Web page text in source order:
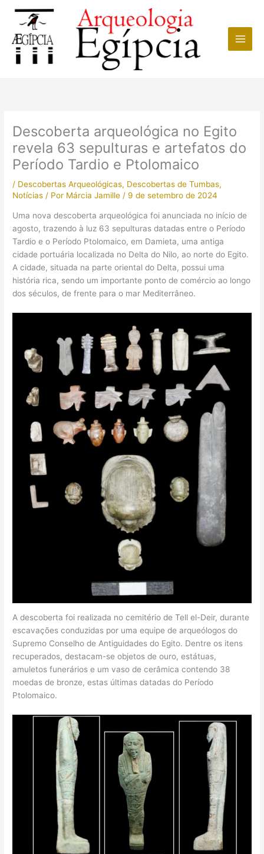
conteúdo
Descoberta arqueológica no Egito
revela 63 sepulturas e artefatos do
Período Tardio e Ptolomaico
/ Descobertas Arqueológicas, Descobertas de Tumbas,
Notícias / Por Márcia Jamille / 9 de setembro de 2024
Uma nova descoberta arqueológica foi anunciada no início de
agosto, trazendo à luz 63 sepulturas datadas entre o Período
Tardio e o Período Ptolomaico, em Damieta, uma antiga
cidade portuária localizada no Delta do Nilo, ao norte do Egito.
A cidade, situada na parte oriental do Delta, possui uma
história rica, sendo um importante ponto de comércio ao longo
dos séculos, de frente para o mar Mediterrâneo.
A descoberta foi realizada no cemitério de Tell el-Deir, durante
escavações conduzidas por uma equipe de arqueólogos do
Supremo Conselho de Antiguidades do Egito. Dentre os itens
recuperados, destacam-se objetos de ouro, estátuas,
amuletos funerários e um vaso de cerâmica contendo 38
moedas de bronze, estas últimas datadas do Período
Ptolomaico.